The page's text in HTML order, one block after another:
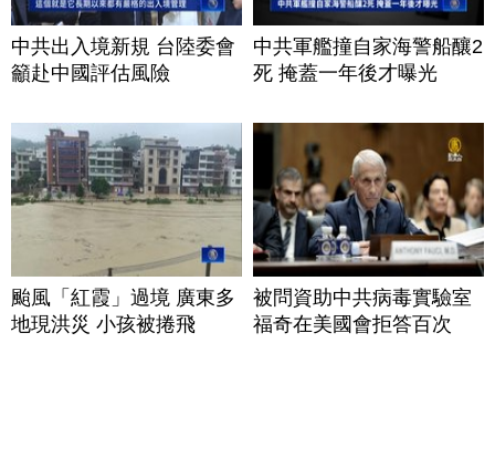
中共出入境新規 台陸委會
籲赴中國評估風險
中共軍艦撞自家海警船釀2
死 掩蓋一年後才曝光
颱風「紅霞」過境 廣東多
地現洪災 小孩被捲飛
被問資助中共病毒實驗室
福奇在美國會拒答百次